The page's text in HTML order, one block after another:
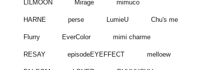
LILMOON Mirage mimuco
HARNE perse LumieU Chu's me
Flurry EverColor mimi charme
RESAY episodeEYEFFECT melloew